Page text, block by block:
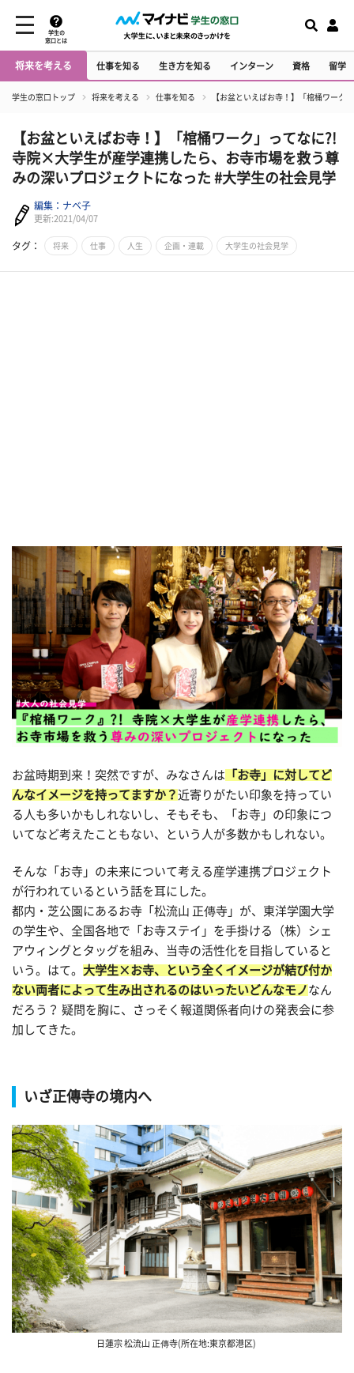
学生の
窓口とは
将来を考える 仕事を知る 生き方を知る インターン 資格 留学
学生の窓口トップ 将来を考える 仕事を知る 【お盆といえばお寺！】「棺桶ワーク
【お盆といえばお寺！】「棺桶ワーク」ってなに?!
寺院×大学生が産学連携したら、お寺市場を救う尊
みの深いプロジェクトになった #大学生の社会見学
編集：ナベ子
更新:2021/04/07
タグ： 将来 仕事 人生 企画・連載 大学生の社会見学
お盆時期到来！突然ですが、みなさんは 「お寺」に対してど
んなイメージを持ってますか？ 近寄りがたい印象を持ってい
る人も多いかもしれないし、そもそも、「お寺」の印象につ
いてなど考えたこともない、という人が多数かもしれない。
そんな「お寺」の未来について考える産学連携プロジェクト
が行われているという話を耳にした。
都内・芝公園にあるお寺「松流山 正傳寺」が、東洋学園大学
の学生や、全国各地で「お寺ステイ」を手掛ける（株）シェ
アウィングとタッグを組み、当寺の活性化を目指していると
いう。はて。 大学生×お寺、という全くイメージが結び付か
ない両者によって生み出されるのはいったいどんなモノ なん
だろう？ 疑問を胸に、さっそく報道関係者向けの発表会に参
加してきた。
いざ正傳寺の境内へ
日蓮宗 松流山 正傳寺(所在地:東京都港区)